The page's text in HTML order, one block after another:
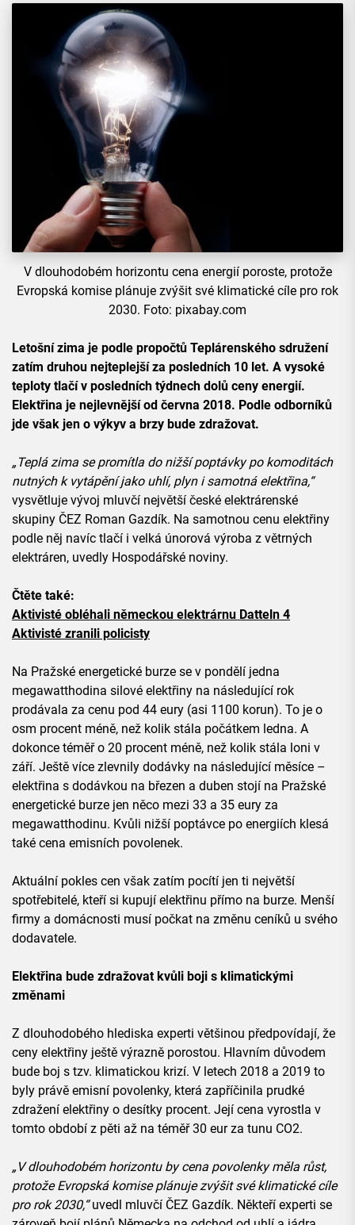
V dlouhodobém horizontu cena energií poroste, protože
Evropská komise plánuje zvýšit své klimatické cíle pro rok
2030. Foto: pixabay.com
Letošní zima je podle propočtů Teplárenského sdružení
zatím druhou nejteplejší za posledních 10 let. A vysoké
teploty tlačí v posledních týdnech dolů ceny energií.
Elektřina je nejlevnější od června 2018. Podle odborníků
jde však jen o výkyv a brzy bude zdražovat.
„Teplá zima se promítla do nižší poptávky po komoditách
nutných k vytápění jako uhlí, plyn i samotná elektřina,“
vysvětluje vývoj mluvčí největší české elektrárenské
skupiny ČEZ Roman Gazdík. Na samotnou cenu elektřiny
podle něj navíc tlačí i velká únorová výroba z větrných
elektráren, uvedly Hospodářské noviny.
Čtěte také:
Aktivisté obléhali německou elektrárnu Datteln 4
Aktivisté zranili policisty
Na Pražské energetické burze se v pondělí jedna
megawatthodina silové elektřiny na následující rok
prodávala za cenu pod 44 eury (asi 1100 korun). To je o
osm procent méně, než kolik stála počátkem ledna. A
dokonce téměř o 20 procent méně, než kolik stála loni v
září. Ještě více zlevnily dodávky na následující měsíce –
elektřina s dodávkou na březen a duben stojí na Pražské
energetické burze jen něco mezi 33 a 35 eury za
megawatthodinu. Kvůli nižší poptávce po energiích klesá
také cena emisních povolenek.
Aktuální pokles cen však zatím pocítí jen ti největší
spotřebitelé, kteří si kupují elektřinu přímo na burze. Menší
firmy a domácnosti musí počkat na změnu ceníků u svého
dodavatele.
Elektřina bude zdražovat kvůli boji s klimatickými
změnami
Z dlouhodobého hlediska experti většinou předpovídají, že
ceny elektřiny ještě výrazně porostou. Hlavním důvodem
bude boj s tzv. klimatickou krizí. V letech 2018 a 2019 to
byly právě emisní povolenky, která zapříčinila prudké
zdražení elektřiny o desítky procent. Její cena vyrostla v
tomto období z pěti až na téměř 30 eur za tunu CO2.
„V dlouhodobém horizontu by cena povolenky měla růst,
protože Evropská komise plánuje zvýšit své klimatické cíle
pro rok 2030,“uvedl mluvčí ČEZ Gazdík. Někteří experti se